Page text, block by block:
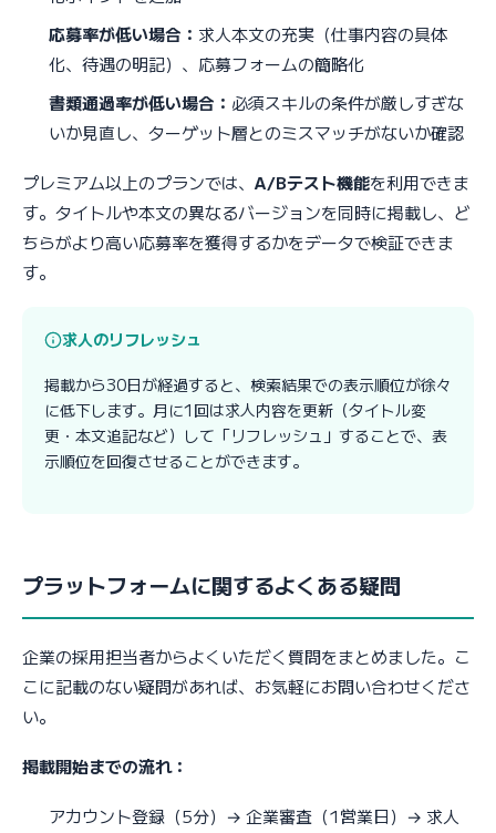
応募率が低い場合： 求人本文の充実（仕事内容の具体
化、待遇の明記）、応募フォームの簡略化
書類通過率が低い場合： 必須スキルの条件が厳しすぎな
いか見直し、ターゲット層とのミスマッチがないか確認
プレミアム以上のプランでは、 A/Bテスト機能を利用できま
す。タイトルや本文の異なるバージョンを同時に掲載し、ど
ちらがより高い応募率を獲得するかをデータで検証できま
す。
求人のリフレッシュ
掲載から30日が経過すると、検索結果での表示順位が徐々
に低下します。月に1回は求人内容を更新（タイトル変
更・本文追記など）して「リフレッシュ」することで、表
示順位を回復させることができます。
プラットフォームに関するよくある疑問
企業の採用担当者からよくいただく質問をまとめました。こ
こに記載のない疑問があれば、お気軽にお問い合わせくださ
い。
掲載開始までの流れ：
アカウント登録（5分）→ 企業審査（1営業日）→ 求人